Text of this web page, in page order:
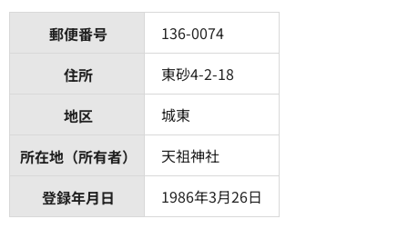
郵便番号
136-0074
住所
東砂4-2-18
地区
城東
所在地（所有者）
天祖神社
登録年月日
1986年3月26日